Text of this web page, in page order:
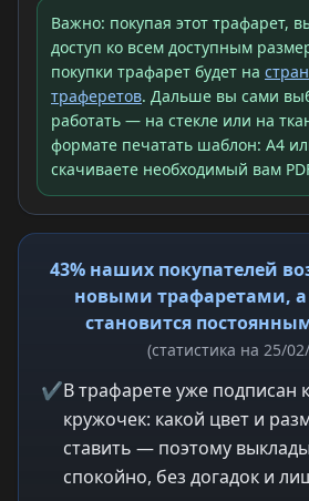
Важно: покупая этот трафарет,
доступ ко всем доступным
покупки трафарет будет на
траферетов. Дальше вы сами
работать — на стекле или на
формате печатать шаблон: A4
скачиваете необходимый вам
43% наших покупателей
новыми трафаретами,
становится
(статистика на 25/
✔В трафарете уже подписан
кружочек: какой цвет и
ставить — поэтому
спокойно, без догадок и